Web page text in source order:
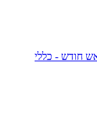
חודש - כללי